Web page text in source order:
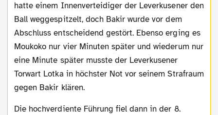
hatte einem Innenverteidiger der Leverkusener den
Ball weggespitzelt, doch Bakir wurde vor dem
Abschluss entscheidend gestört. Ebenso erging es
Moukoko nur vier Minuten später und wiederum nur
eine Minute später musste der Leverkusener
Torwart Lotka in höchster Not vor seinem Strafraum
gegen Bakir klären.
Die hochverdiente Führung fiel dann in der 8.